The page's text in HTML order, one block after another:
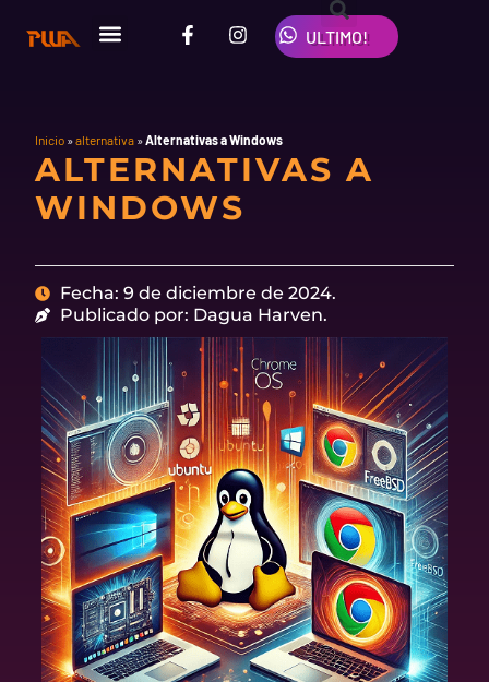
contenido
ULTIMO!
F
a
o
k
-
f
I
n
r
a
m
W
h
a
p
Inicio »alternativa »Alternativas a Windows
ALTERNATIVAS A
WINDOWS
Fecha: 9 de diciembre de 2024.
Publicado por: Dagua Harven.